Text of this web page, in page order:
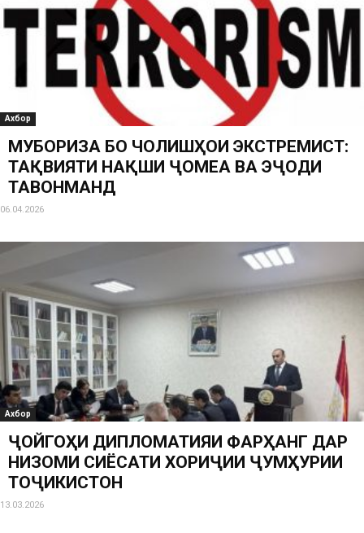
Ахбор
МУБОРИЗА БО ЧОЛИШҲОИ ЭКСТРЕМИСТӢ:
ТАҚВИЯТИ НАҚШИ ҶОМЕА ВА ЭҶОДИ
ТАВОНМАНДӢ
06.04.2026
Ахбор
ҶОЙГОҲИ ДИПЛОМАТИЯИ ФАРҲАНГӢ ДАР
НИЗОМИ СИЁСАТИ ХОРИҶИИ ҶУМҲУРИИ
ТОҶИКИСТОН
13.03.2026